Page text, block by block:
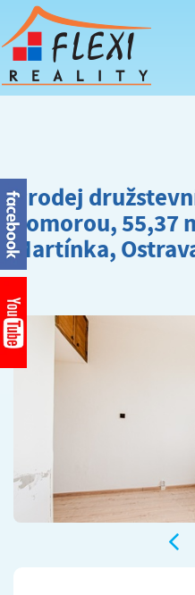
Prodej
komorou, 55,37
Martínka,